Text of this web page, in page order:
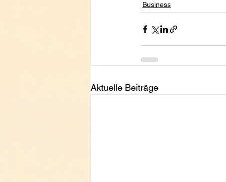
Business
Aktuelle Beiträge